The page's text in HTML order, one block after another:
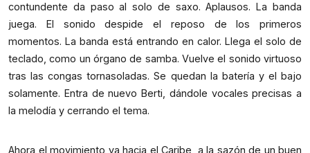
contundente da paso al solo de saxo. Aplausos. La banda
juega. El sonido despide el reposo de los primeros
momentos. La banda está entrando en calor. Llega el solo de
teclado, como un órgano de samba. Vuelve el sonido virtuoso
tras las congas tornasoladas. Se quedan la batería y el bajo
solamente. Entra de nuevo Berti, dándole vocales precisas a
la melodía y cerrando el tema.
Ahora el movimiento va hacia el Caribe, a la sazón de un buen